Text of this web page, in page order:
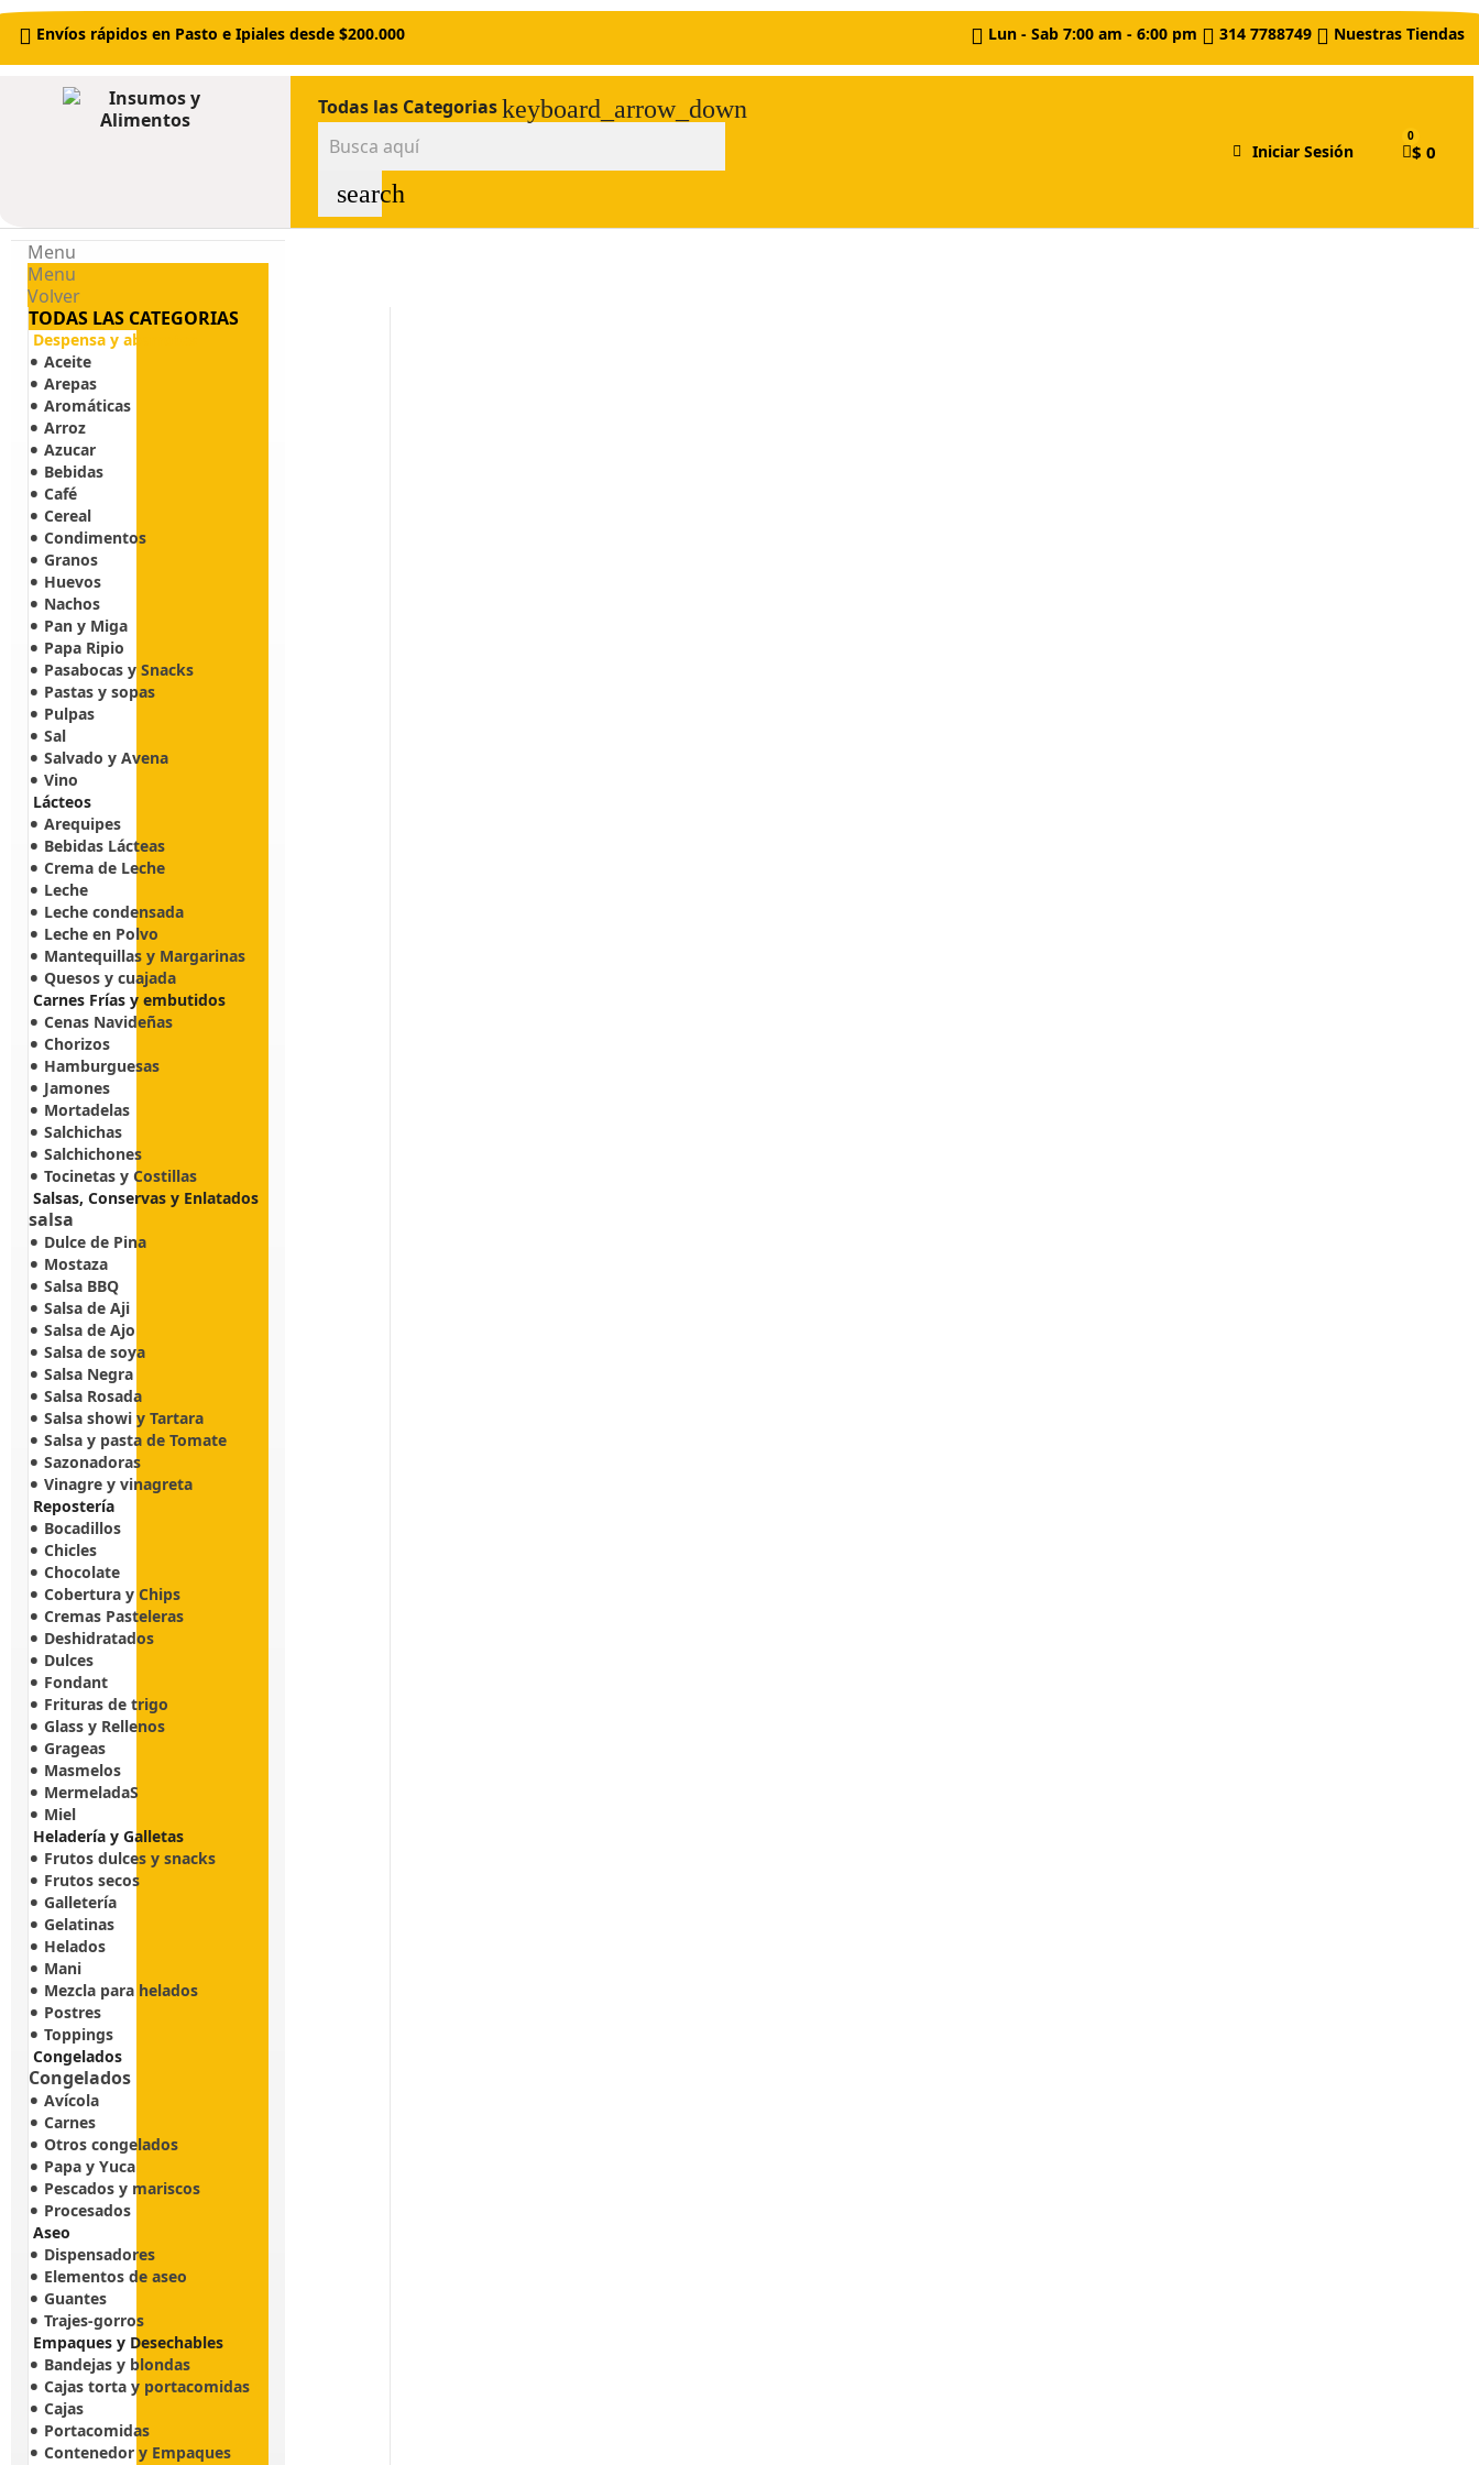
Envíos rápidos en Pasto e Ipiales desde $200.000 Lun - Sab 7:00 am - 6:00 pm 314 7788749 Nuestras Tiendas
Todas las Categoriaskeyboard_arrow_down
search
Iniciar Sesión $ 0
Menu
Menu
Volver
TODAS LAS CATEGORIAS
Despensa y abarrotes
Aceite
Arepas
Aromáticas
Arroz
Azucar
Bebidas
Café
Cereal
Condimentos
Granos
Huevos
Nachos
Pan y Miga
Papa Ripio
Pasabocas y Snacks
Pastas y sopas
Pulpas
Sal
Salvado y Avena
Vino
Lácteos
Arequipes
Bebidas Lácteas
Crema de Leche
Leche
Leche condensada
Leche en Polvo
Mantequillas y Margarinas
Quesos y cuajada
Carnes Frías y embutidos
Cenas Navideñas
Chorizos
Hamburguesas
Jamones
Mortadelas
Salchichas
Salchichones
Tocinetas y Costillas
Salsas, Conservas y Enlatados
salsa
Dulce de Pina
Mostaza
Salsa BBQ
Salsa de Aji
Salsa de Ajo
Salsa de soya
Salsa Negra
Salsa Rosada
Salsa showi y Tartara
Salsa y pasta de Tomate
Sazonadoras
Vinagre y vinagreta
Repostería
Bocadillos
Chicles
Chocolate
Cobertura y Chips
Cremas Pasteleras
Deshidratados
Dulces
Fondant
Frituras de trigo
Glass y Rellenos
Grageas
Masmelos
MermeladaS
Miel
Heladería y Galletas
Frutos dulces y snacks
Frutos secos
Galletería
Gelatinas
Helados
Mani
Mezcla para helados
Postres
Toppings
Congelados
Congelados
Avícola
Carnes
Otros congelados
Papa y Yuca
Pescados y mariscos
Procesados
Aseo
Dispensadores
Elementos de aseo
Guantes
Trajes-gorros
Empaques y Desechables
Bandejas y blondas
Cajas torta y portacomidas
Cajas
Portacomidas
Contenedor y Empaques